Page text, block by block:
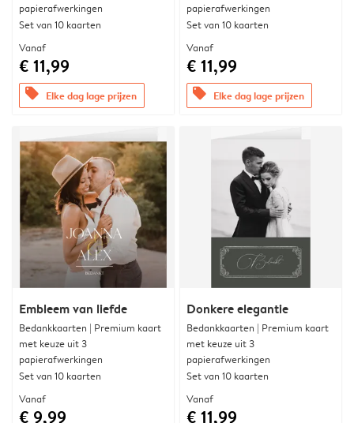
papierafwerkingen
Set van 10 kaarten
Vanaf
€ 11,99
offers Elke dag lage prijzen
papierafwerkingen
Set van 10 kaarten
Vanaf
€ 11,99
offers Elke dag lage prijzen
Embleem van liefde
Bedankkaarten | Premium kaart
met keuze uit 3
papierafwerkingen
Set van 10 kaarten
Vanaf
€ 9,99
Donkere elegantie
Bedankkaarten | Premium kaart
met keuze uit 3
papierafwerkingen
Set van 10 kaarten
Vanaf
€ 11,99